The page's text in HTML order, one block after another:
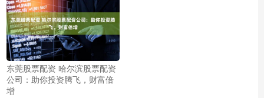
东莞股票配资 哈尔滨股票配资
公司：助你投资腾飞，财富倍
增